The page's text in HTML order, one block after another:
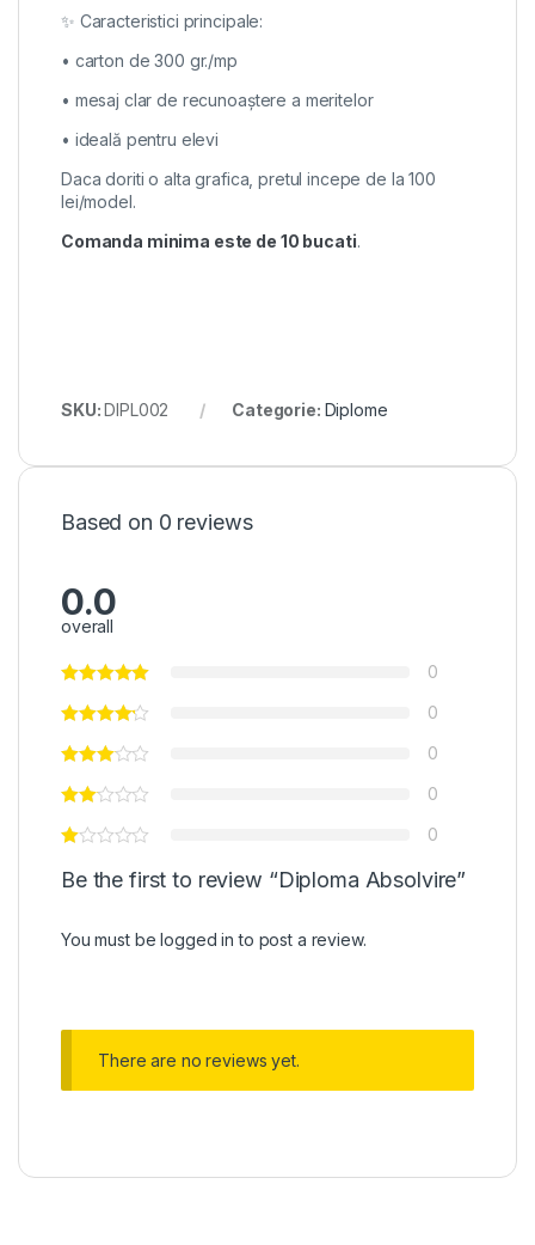
✨ Caracteristici principale:
• carton de 300 gr./mp
• mesaj clar de recunoaștere a meritelor
• ideală pentru elevi
Daca doriti o alta grafica, pretul incepe de la 100
lei/model.
Comanda minima este de 10 bucati.
SKU:DIPL002 Categorie: Diplome
Based on 0 reviews
0.0
overall
0
0
0
0
0
Be the first to review “Diploma Absolvire”
You must belogged in to post a review.
There are no reviews yet.